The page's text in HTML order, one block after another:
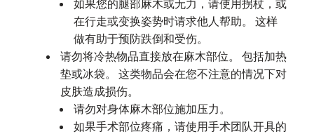
如果您的腿部麻木或无力，请使用拐杖，或
在行走或变换姿势时请求他人帮助。 这样
做有助于预防跌倒和受伤。
请勿将冷热物品直接放在麻木部位。 包括加热
垫或冰袋。 这类物品会在您不注意的情况下对
皮肤造成损伤。
请勿对身体麻木部位施加压力。
如果手术部位疼痛，请使用手术团队开具的